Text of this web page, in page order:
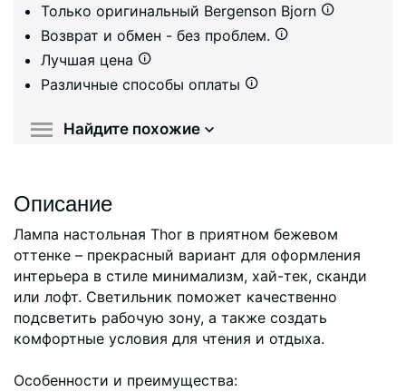
Только оригинальный Bergenson Bjorn
Возврат и обмен - без проблем.
Лучшая цена
Различные способы оплаты
Найдите похожие
Описание
Лампа настольная Thor в приятном бежевом
оттенке – прекрасный вариант для оформления
интерьера в стиле минимализм, хай-тек, сканди
или лофт. Светильник поможет качественно
подсветить рабочую зону, а также создать
комфортные условия для чтения и отдыха.
Особенности и преимущества: